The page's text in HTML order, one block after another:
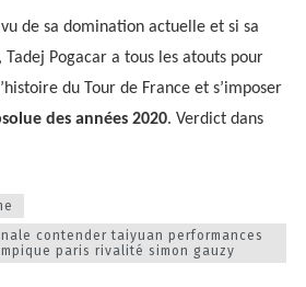
de sa domination actuelle et si sa
Pogacar a tous les atouts pour
du Tour de France et s’imposer
des années 2020. Verdict dans
contender taiyuan performances
paris rivalité simon gauzy